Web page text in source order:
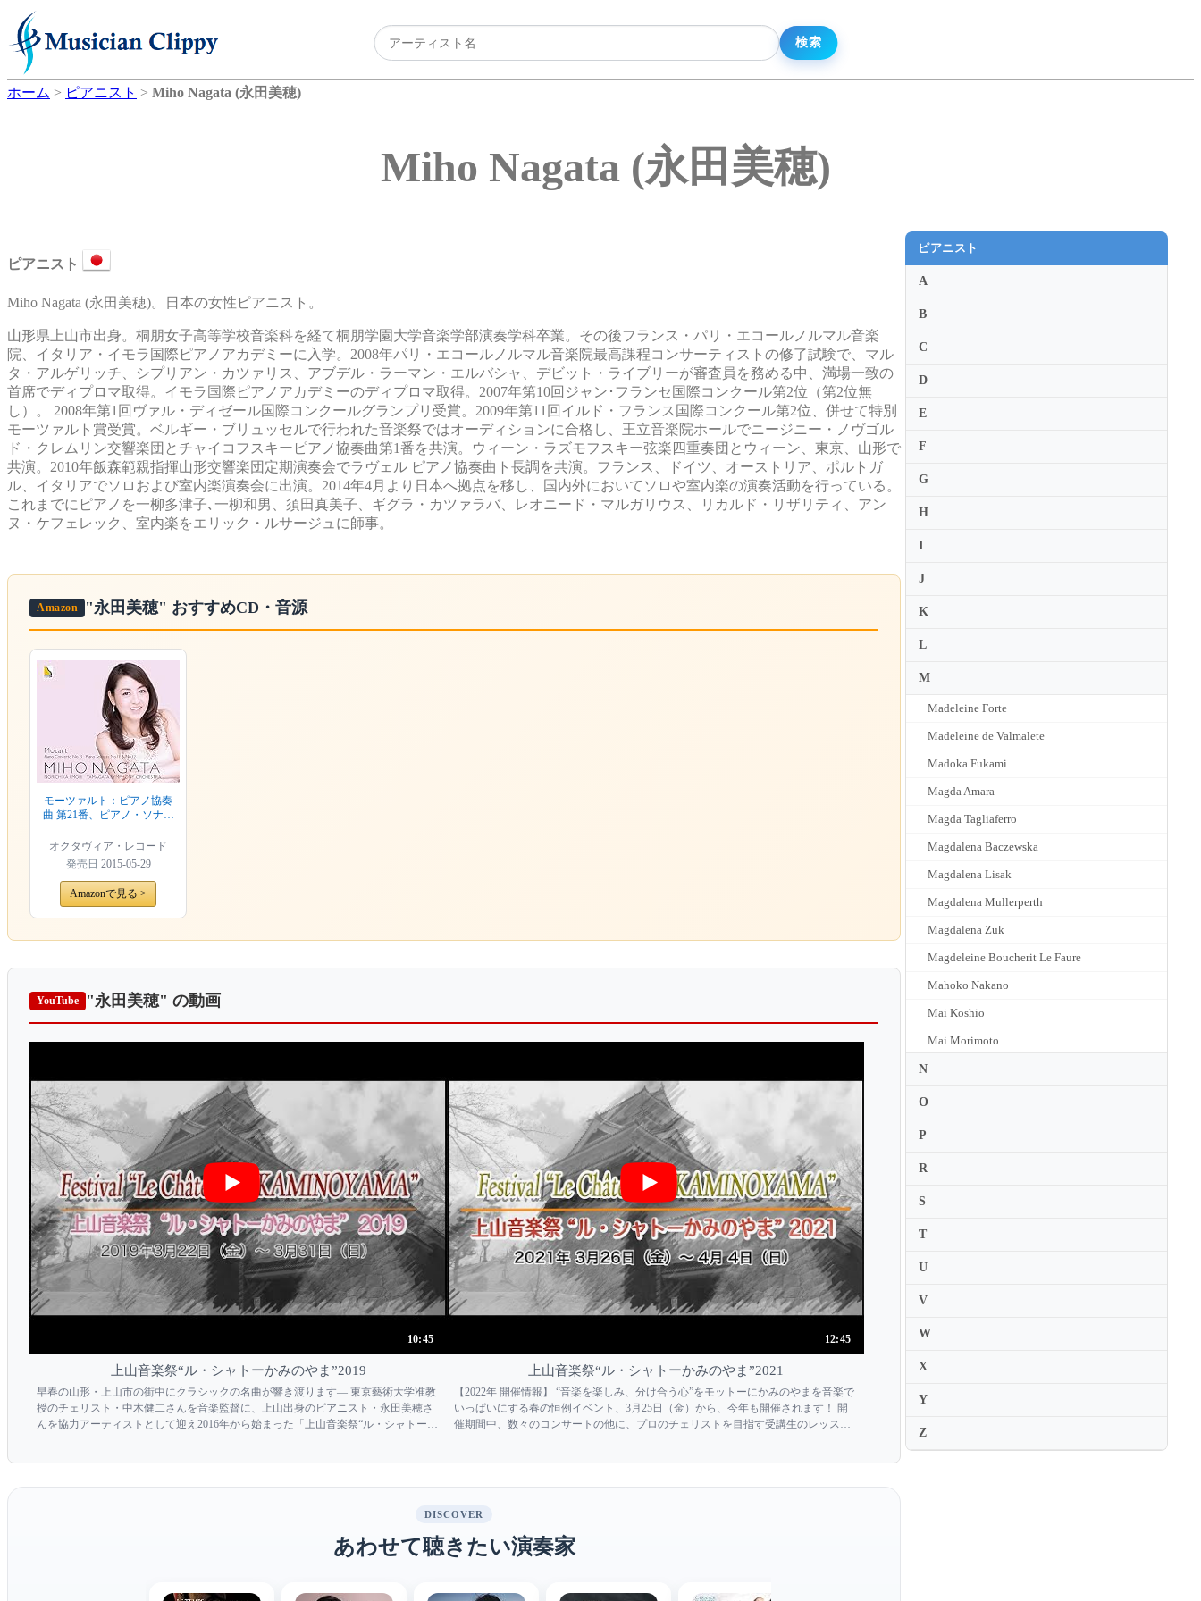
ホーム > ピアニスト > Miho Nagata (永田美穂)
Miho Nagata (永田美穂)
ピアニスト
Miho Nagata (永田美穂)。日本の女性ピアニスト。
山形県上山市出身。桐朋女子高等学校音楽科を経て桐朋学園大学音楽学部演奏学科卒業。その後フランス・パリ・エコールノルマル音楽
院、イタリア・イモラ国際ピアノアカデミーに入学。2008年パリ・エコールノルマル音楽院最高課程コンサーティストの修了試験で、マル
タ・アルゲリッチ、シプリアン・カツァリス、アブデル・ラーマン・エルバシャ、デビット・ライブリーが審査員を務める中、満場一致の
首席でディプロマ取得。イモラ国際ピアノアカデミーのディプロマ取得。2007年第10回ジャン･フランセ国際コンクール第2位（第2位無
し）。 2008年第1回ヴァル・ディゼール国際コンクールグランプリ受賞。2009年第11回イルド・フランス国際コンクール第2位、併せて特別
モーツァルト賞受賞。ベルギー・ブリュッセルで行われた音楽祭ではオーディションに合格し、王立音楽院ホールでニージニー・ノヴゴル
ド・クレムリン交響楽団とチャイコフスキーピアノ協奏曲第1番を共演。ウィーン・ラズモフスキー弦楽四重奏団とウィーン、東京、山形で
共演。2010年飯森範親指揮山形交響楽団定期演奏会でラヴェル ピアノ協奏曲ト長調を共演。フランス、ドイツ、オーストリア、ポルトガ
ル、イタリアでソロおよび室内楽演奏会に出演。2014年4月より日本へ拠点を移し、国内外においてソロや室内楽の演奏活動を行っている。
これまでにピアノを一柳多津子､一柳和男、須田真美子、ギグラ・カツァラバ、レオニード・マルガリウス、リカルド・リザリティ、アン
ヌ・ケフェレック、室内楽をエリック・ルサージュに師事。
Amazon "永田美穂" おすすめCD・音源
モーツァルト：ピアノ協奏
曲 第21番、ピアノ・ソナタ
オクタヴィア・レコード
発売日 2015-05-29
Amazonで見る >
YouTube "永田美穂" の動画
10:45
上山音楽祭“ル・シャトーかみのやま”2019
早春の山形・上山市の街中にクラシックの名曲が響き渡ります― 東京藝術大学准教
授のチェリスト・中木健二さんを音楽監督に、上山出身のピアニスト・永田美穂さ
んを協力アーティストとして迎え2016年から始まった「上山音楽祭“ル・シャトーか
12:45
上山音楽祭“ル・シャトーかみのやま”2021
【2022年 開催情報】 “音楽を楽しみ、分け合う心”をモットーにかみのやまを音楽で
いっぱいにする春の恒例イベント、3月25日（金）から、今年も開催されます！ 開
催期間中、数々のコンサートの他に、プロのチェリストを目指す受講生のレッスン
DISCOVER
あわせて聴きたい演奏家
ピアニスト
A
B
C
D
E
F
G
H
I
J
K
L
M
Madeleine Forte
Madeleine de Valmalete
Madoka Fukami
Magda Amara
Magda Tagliaferro
Magdalena Baczewska
Magdalena Lisak
Magdalena Mullerperth
Magdalena Zuk
Magdeleine Boucherit Le Faure
Mahoko Nakano
Mai Koshio
Mai Morimoto
N
O
P
R
S
T
U
V
W
X
Y
Z